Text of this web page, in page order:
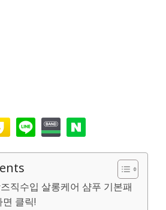
직수입 살롱케어 샴푸 기본패
클릭!